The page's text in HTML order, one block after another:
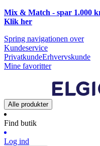
Mix & Match - spar 1.000
Klik her
Spring navigationen over
Kundeservice
PrivatkundeErhvervskunde
Mine favoritter
Alle produkter
Find butik
Log ind